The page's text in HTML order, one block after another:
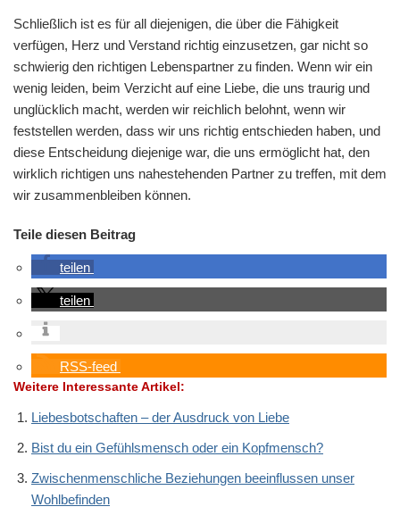
Schließlich ist es für all diejenigen, die über die Fähigkeit
verfügen, Herz und Verstand richtig einzusetzen, gar nicht so
schwierig den richtigen Lebenspartner zu finden. Wenn wir ein
wenig leiden, beim Verzicht auf eine Liebe, die uns traurig und
unglücklich macht, werden wir reichlich belohnt, wenn wir
feststellen werden, dass wir uns richtig entschieden haben, und
diese Entscheidung diejenige war, die uns ermöglicht hat, den
wirklich richtigen uns nahestehenden Partner zu treffen, mit dem
wir zusammenbleiben können.
Teile diesen Beitrag
teilen
teilen
RSS-feed
Weitere Interessante Artikel:
Liebesbotschaften – der Ausdruck von Liebe
Bist du ein Gefühlsmensch oder ein Kopfmensch?
Zwischenmenschliche Beziehungen beeinflussen unser
Wohlbefinden